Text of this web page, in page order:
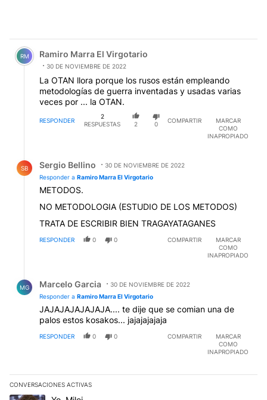
Comentario de Ramiro Marra El Virgotario.
RM Ramiro Marra El Virgotario
30 DE NOVIEMBRE DE 2022
La OTAN llora porque los rusos están empleando
metodologías de guerra inventadas y usadas varias
veces por ... la OTAN.
RESPONDER
2
RESPUESTAS
2 0
COMPARTIR
MARCAR
COMO
INAPROPIADO
SB Sergio Bellino
30 DE NOVIEMBRE DE 2022
Responder a Ramiro Marra El Virgotario
METODOS.
NO METODOLOGIA (ESTUDIO DE LOS METODOS)
TRATA DE ESCRIBIR BIEN TRAGAYATAGANES
RESPONDER 0 0 COMPARTIR
MARCAR
COMO
INAPROPIADO
MG Marcelo Garcia
30 DE NOVIEMBRE DE 2022
Responder a Ramiro Marra El Virgotario
JAJAJAJAJAJAJA.... te dije que se comian una de
palos estos kosakos... jajajajajaja
RESPONDER 0 0 COMPARTIR
MARCAR
COMO
INAPROPIADO
CONVERSACIONES ACTIVAS
Este listado muestra los artículos con más comentarios en los